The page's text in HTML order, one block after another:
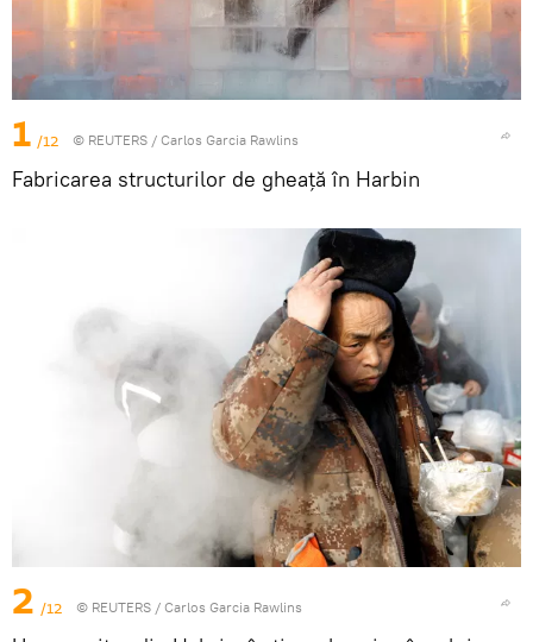
1 /12 © REUTERS / Carlos Garcia Rawlins
Fabricarea structurilor de gheață în Harbin
2 /12 © REUTERS / Carlos Garcia Rawlins